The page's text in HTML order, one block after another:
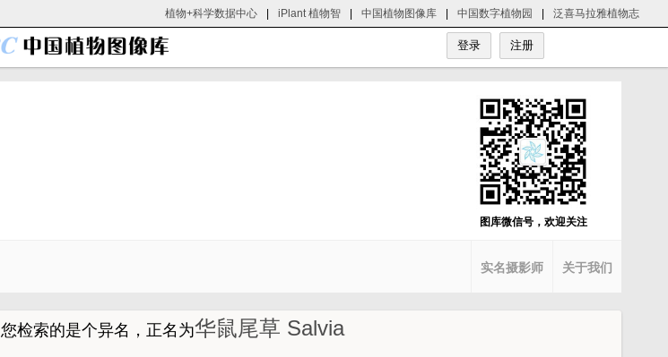
植物+科学数据中心 iPlant 植物智 中国植物图像库 中国数字植物园 泛喜马拉雅植物志
图库微信号，欢迎关注
关于我们
实名摄影师
您检索的是个异名，正名为华鼠尾草 Salvia